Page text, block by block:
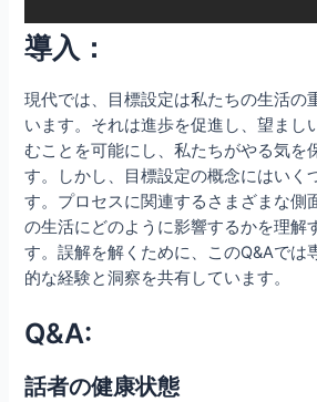
導入：
現代では、目標設定は私たちの生活の
います。それは進歩を促進し、望まし
むことを可能にし、私たちがやる気を
す。しかし、目標設定の概念にはいく
す。プロセスに関連するさまざまな側
の生活にどのように影響するかを理解
す。誤解を解くために、このQ&Aでは
的な経験と洞察を共有しています。
Q&A:
話者の健康状態